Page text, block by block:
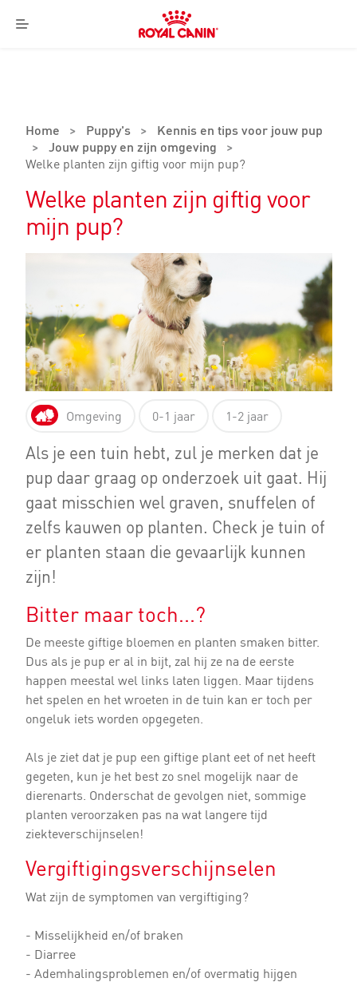
Menu
Royal
Canin
Home > Puppy's >
Kennis en tips voor jouw pup
> Jouw puppy en zijn omgeving
>
Welke planten zijn giftig voor mijn pup?
Welke planten zijn giftig voor
mijn pup?
Omgeving 0-1 jaar 1-2 jaar
Als je een tuin hebt, zul je merken dat je
pup daar graag op onderzoek uit gaat. Hij
gaat misschien wel graven, snuffelen of
zelfs kauwen op planten. Check je tuin of
er planten staan die gevaarlijk kunnen
zijn!
Bitter maar toch...?
De meeste giftige bloemen en planten smaken bitter.
Dus als je pup er al in bijt, zal hij ze na de eerste
happen meestal wel links laten liggen. Maar tijdens
het spelen en het wroeten in de tuin kan er toch per
ongeluk iets worden opgegeten.
Als je ziet dat je pup een giftige plant eet of net heeft
gegeten, kun je het best zo snel mogelijk naar de
dierenarts. Onderschat de gevolgen niet, sommige
planten veroorzaken pas na wat langere tijd
ziekteverschijnselen!
Vergiftigingsverschijnselen
Wat zijn de symptomen van vergiftiging?
- Misselijkheid en/of braken
- Diarree
- Ademhalingsproblemen en/of overmatig hijgen